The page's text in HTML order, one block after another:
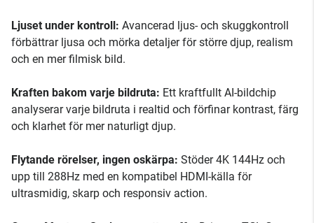
Ljuset under kontroll: Avancerad ljus- och skuggkontroll
förbättrar ljusa och mörka detaljer för större djup, realism
och en mer filmisk bild.
Kraften bakom varje bildruta: Ett kraftfullt AI-bildchip
analyserar varje bildruta i realtid och förfinar kontrast, färg
och klarhet för mer naturligt djup.
Flytande rörelser, ingen oskärpa: Stöder 4K 144Hz och
upp till 288Hz med en kompatibel HDMI-källa för
ultrasmidig, skarp och responsiv action.